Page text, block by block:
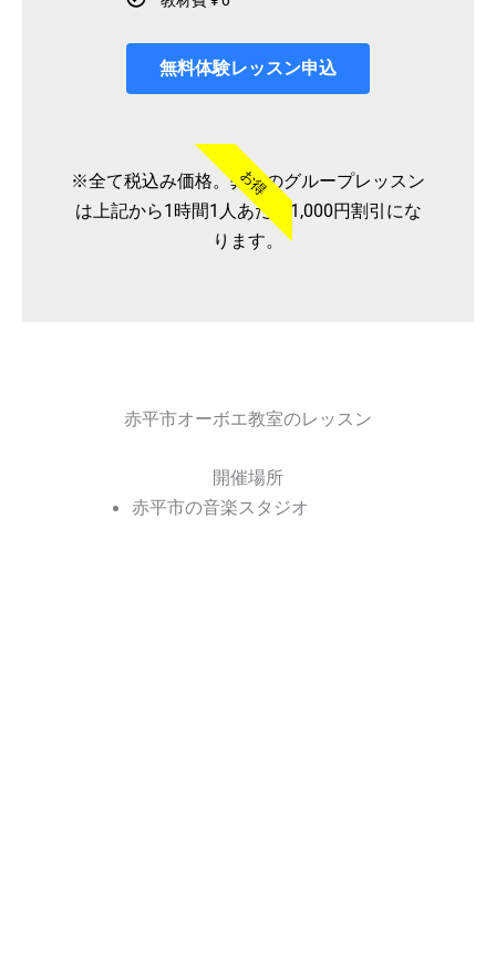
無料体験レッスン申込
お得
※全て税込み価格。弊社のグループレッスン
は上記から1時間1人あたり1,000円割引にな
ります。
赤平市オーボエ教室のレッスン
開催場所
赤平市の音楽スタジオ